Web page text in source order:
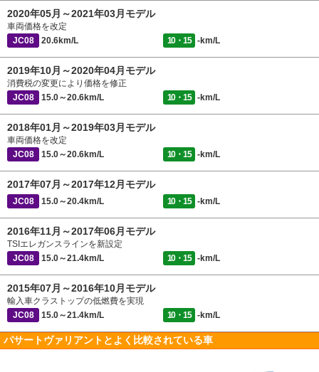
2020年05月～2021年03月モデル
車両価格を改定
JC08
20.6km/L 10・15 -km/L
2019年10月～2020年04月モデル
消費税の変更により価格を修正
JC08
15.0～20.6km/L 10・15 -km/L
2018年01月～2019年03月モデル
車両価格を改定
JC08
15.0～20.6km/L 10・15 -km/L
2017年07月～2017年12月モデル
JC08 15.0～20.4km/L 10・15 -km/L
2016年11月～2017年06月モデル
TSIエレガンスラインを新設定
JC08
15.0～21.4km/L 10・15 -km/L
2015年07月～2016年10月モデル
輸入車クラストップの低燃費を実現
JC08
15.0～21.4km/L 10・15 -km/L
パサートヴァリアントとよく比較されている車